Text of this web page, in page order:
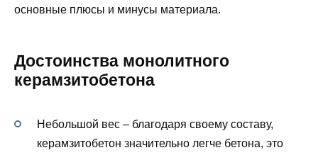
основные плюсы и минусы материала.
Достоинства монолитного
керамзитобетона
Небольшой вес – благодаря своему составу,
керамзитобетон значительно легче бетона, это